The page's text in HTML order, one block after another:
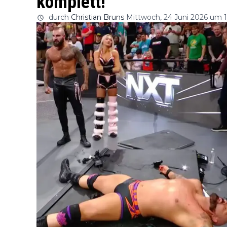
durch Christian Bruns Mittwoch, 24 Juni 2026 um